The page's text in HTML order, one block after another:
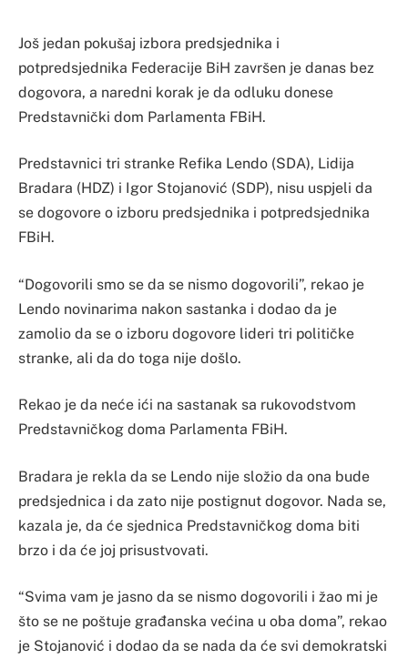
Još jedan pokušaj izbora predsjednika i
potpredsjednika Federacije BiH završen je danas bez
dogovora, a naredni korak je da odluku donese
Predstavnički dom Parlamenta FBiH.
Predstavnici tri stranke Refika Lendo (SDA), Lidija
Bradara (HDZ) i Igor Stojanović (SDP), nisu uspjeli da
se dogovore o izboru predsjednika i potpredsjednika
FBiH.
“Dogovorili smo se da se nismo dogovorili”, rekao je
Lendo novinarima nakon sastanka i dodao da je
zamolio da se o izboru dogovore lideri tri političke
stranke, ali da do toga nije došlo.
Rekao je da neće ići na sastanak sa rukovodstvom
Predstavničkog doma Parlamenta FBiH.
Bradara je rekla da se Lendo nije složio da ona bude
predsjednica i da zato nije postignut dogovor. Nada se,
kazala je, da će sjednica Predstavničkog doma biti
brzo i da će joj prisustvovati.
“Svima vam je jasno da se nismo dogovorili i žao mi je
što se ne poštuje građanska većina u oba doma”, rekao
je Stojanović i dodao da se nada da će svi demokratski